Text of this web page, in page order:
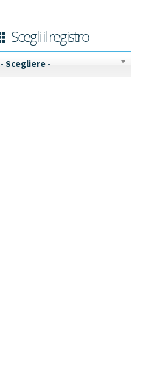
Scegli il registro
- Scegliere -